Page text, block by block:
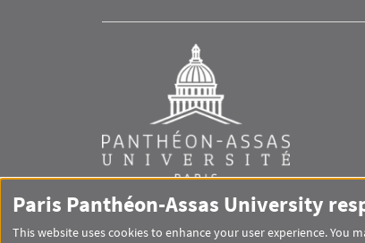
Paris Panthéon-Assas University
This website uses cookies to enhance your user experience. You